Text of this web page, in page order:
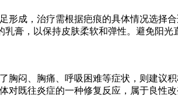
形成，治疗需根据疤痕的具体情况选择
膏，以保持皮肤柔软和弹性。避免阳光
胸闷、胸痛、呼吸困难等症状，则建议
对既往炎症的一种修复反应，属于良性